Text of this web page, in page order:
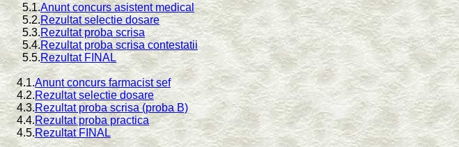
5.1.Anunt concurs asistent medical
5.2.Rezultat selectie dosare
5.3.Rezultat proba scrisa
5.4.Rezultat proba scrisa contestatii
5.5.Rezultat FINAL
4.1.Anunt concurs farmacist sef
4.2.Rezultat selectie dosare
4.3.Rezultat proba scrisa (proba B)
4.4.Rezultat proba practica
4.5.Rezultat FINAL